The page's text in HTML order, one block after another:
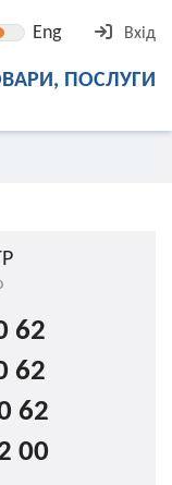
Eng Вхід
ПОСЛУГИ
62
62
62
00